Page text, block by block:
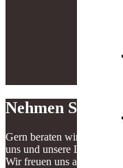
Nehmen Sie
Gern beraten wir Sie
uns und unsere
Wir freuen uns auf Sie!